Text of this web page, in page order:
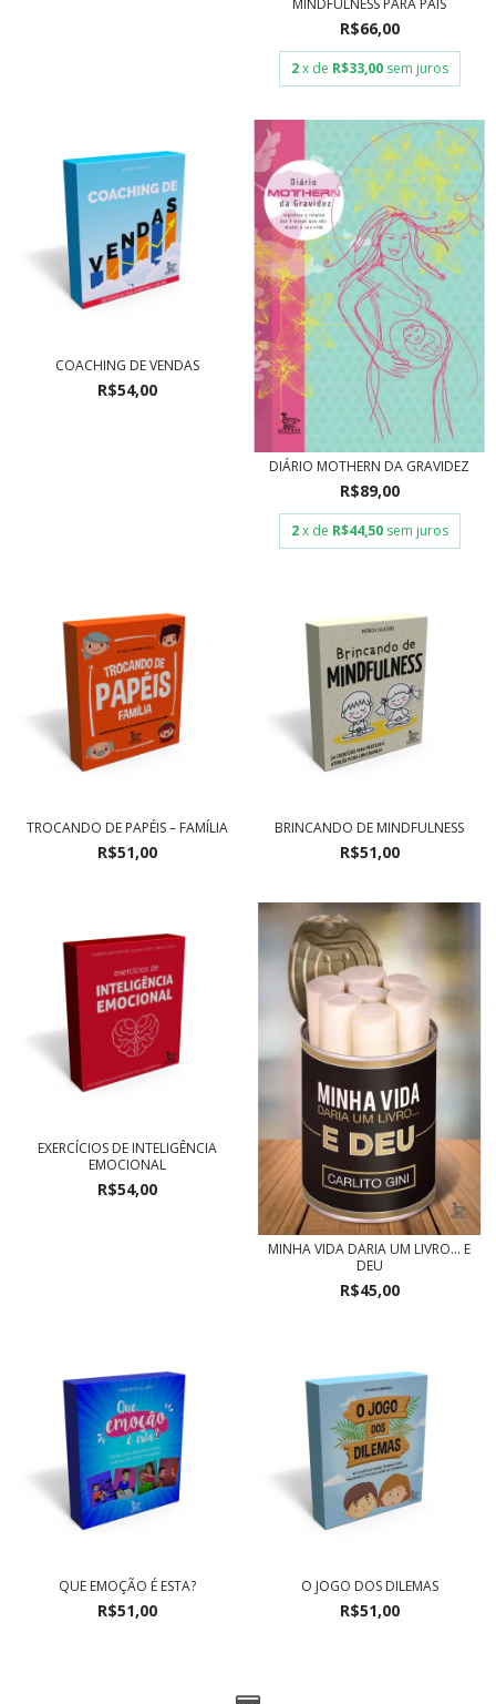
R$66,00
2 x de R$33,00 sem juros
COACHING DE VENDAS
R$54,00
DIÁRIO MOTHERN DA GRAVIDEZ
R$89,00
2 x de R$44,50 sem juros
TROCANDO DE PAPÉIS – FAMÍLIA
R$51,00
BRINCANDO DE MINDFULNESS
R$51,00
EXERCÍCIOS DE INTELIGÊNCIA
EMOCIONAL
R$54,00
MINHA VIDA DARIA UM LIVRO... E
DEU
R$45,00
QUE EMOÇÃO É ESTA?
R$51,00
O JOGO DOS DILEMAS
R$51,00